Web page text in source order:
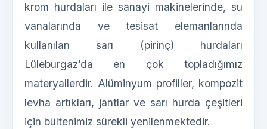
krom hurdaları ile sanayi makinelerinde, su
vanalarında ve tesisat elemanlarında
kullanılan sarı (pirinç) hurdaları
Lüleburgaz’da en çok topladığımız
materyallerdir. Alüminyum profiller, kompozit
levha artıkları, jantlar ve sarı hurda çeşitleri
için bültenimiz sürekli yenilenmektedir.